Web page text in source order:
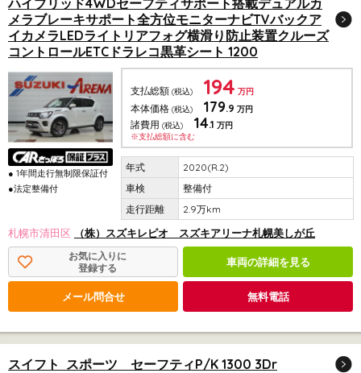
ハイブリッド4WDセーフティサポート搭載デュアルカ
メラブレーキサポート全方位モニターナビTVバックア
イカメラLEDライトリアフォグ横滑り防止装置クルーズ
コントロールETCドラレコ黒革シート 1200
● 1年間走行無制限保証付
●法定整備付
支払総額 (税込) 194 万円
本体価格 (税込) 179.9 万円
諸費用 (税込) 14.1 万円
※支払総額に含む
2020(R.2)
整備付
2.9万km
札幌市清田区 （株）スズキレピオ スズキアリーナ札幌美しが丘
お気に入りに
登録する
車両の詳細を見る
メール問合せ 無料電話
スイフト スポーツ セーフティP/K 1300 3Dr